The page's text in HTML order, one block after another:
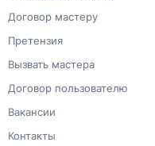
Договор мастеру
Претензия
Вызвать мастера
Договор пользователю
Вакансии
Контакты